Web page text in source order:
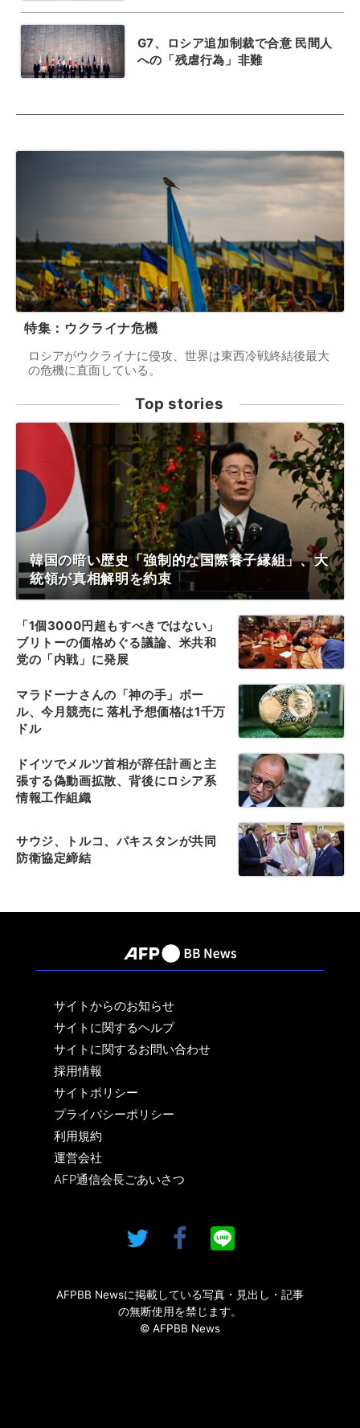
G7、ロシア追加制裁で合意 民間人
への「残虐行為」非難
特集：ウクライナ危機
ロシアがウクライナに侵攻、世界は東西冷戦終結後最大
の危機に直面している。
Top stories
韓国の暗い歴史「強制的な国際養子縁組」、大
統領が真相解明を約束
「1個3000円超もすべきではない」
ブリトーの価格めぐる議論、米共和
党の「内戦」に発展
マラドーナさんの「神の手」ボー
ル、今月競売に 落札予想価格は1千万
ドル
ドイツでメルツ首相が辞任計画と主
張する偽動画拡散、背後にロシア系
情報工作組織
サウジ、トルコ、パキスタンが共同
防衛協定締結
サイトからのお知らせ
サイトに関するヘルプ
サイトに関するお問い合わせ
採用情報
サイトポリシー
プライバシーポリシー
利用規約
運営会社
AFP通信会長ごあいさつ
AFPBB Newsに掲載している写真・見出し・記事
の無断使用を禁じます。
© AFPBB News